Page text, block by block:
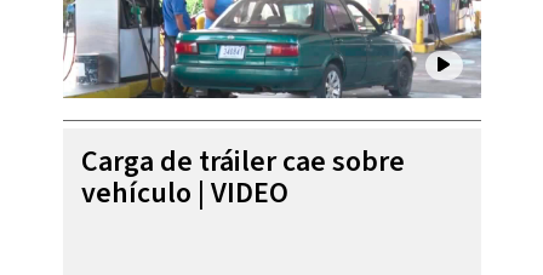
Carga de tráiler cae sobre
vehículo | VIDEO